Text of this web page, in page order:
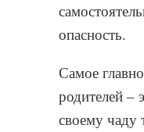
опасность.
Самое
родителей –
своему чаду